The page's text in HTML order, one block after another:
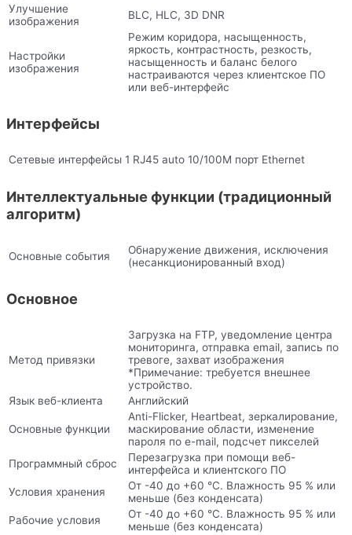
Улучшение
изображения
BLC, HLC, 3D DNR
Настройки
изображения
Режим коридора, насыщенность,
яркость, контрастность, резкость,
насыщенность и баланс белого
настраиваются через клиентское ПО
или веб-интерфейс
Интерфейсы
Сетевые интерфейсы 1 RJ45 auto 10/100M порт Ethernet
Интеллектуальные функции (традиционный
алгоритм)
Основные события
Обнаружение движения, исключения
(несанкционированный вход)
Основное
Метод привязки
Загрузка на FTP, уведомление центра
мониторинга, отправка email, запись по
тревоге, захват изображения
*Примечание: требуется внешнее
устройство.
Язык веб-клиента
Английский
Основные функции
Anti-Flicker, Heartbeat, зеркалирование,
маскирование области, изменение
пароля по e-mail, подсчет пикселей
Программный сброс
Перезагрузка при помощи веб-
интерфейса и клиентского ПО
Условия хранения
От -40 до +60 °C. Влажность 95 % или
меньше (без конденсата)
Рабочие условия
От -40 до +60 °C. Влажность 95 % или
меньше (без конденсата)